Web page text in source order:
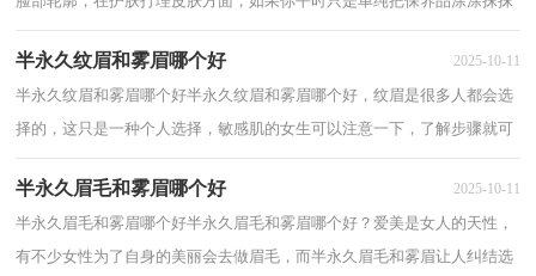
在脸上的话，就实在太浪费这些护肤品的功...
半永久纹眉和雾眉哪个好 2025-10-11
半永久纹眉和雾眉哪个好半永久纹眉和雾眉哪个好，纹眉是很多人都会选
择的，这只是一种个人选择，敏感肌的女生可以注意一下，了解步骤就可
以开始啦，十分钟后你就会收获这些小技巧，以下...
半永久眉毛和雾眉哪个好 2025-10-11
半永久眉毛和雾眉哪个好半永久眉毛和雾眉哪个好？爱美是女人的天性，
有不少女性为了自身的美丽会去做眉毛，而半永久眉毛和雾眉让人纠结选